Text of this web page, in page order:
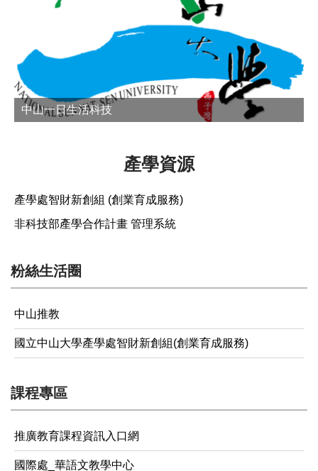
中山一日生活科技
產學資源
產學處智財新創組 (創業育成服務)
非科技部產學合作計畫 管理系統
粉絲生活圈
中山推教
國立中山大學產學處智財新創組(創業育成服務)
課程專區
推廣教育課程資訊入口網
國際處_華語文教學中心